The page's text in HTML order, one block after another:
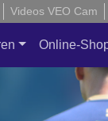
Videos VEO Cam
Online-